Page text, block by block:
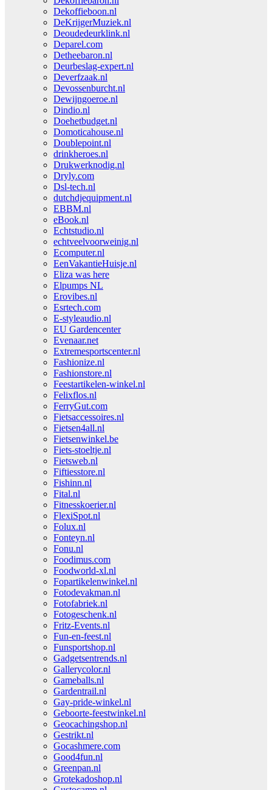
Dekoffieboon.nl
DeKrijgerMuziek.nl
Deoudedeurklink.nl
Deparel.com
Detheebaron.nl
Deurbeslag-expert.nl
Deverfzaak.nl
Devossenburcht.nl
Dewijngoeroe.nl
Dindio.nl
Doehetbudget.nl
Domoticahouse.nl
Doublepoint.nl
drinkheroes.nl
Drukwerknodig.nl
Dryly.com
Dsl-tech.nl
dutchdjequipment.nl
EBBM.nl
eBook.nl
Echtstudio.nl
echtveelvoorweinig.nl
Ecomputer.nl
EenVakantieHuisje.nl
Eliza was here
Elpumps NL
Erovibes.nl
Esrtech.com
E-styleaudio.nl
EU Gardencenter
Evenaar.net
Extremesportscenter.nl
Fashionize.nl
Fashionstore.nl
Feestartikelen-winkel.nl
Felixflos.nl
FerryGut.com
Fietsaccessoires.nl
Fietsen4all.nl
Fietsenwinkel.be
Fiets-stoeltje.nl
Fietsweb.nl
Fiftiesstore.nl
Fishinn.nl
Fital.nl
Fitnesskoerier.nl
FlexiSpot.nl
Folux.nl
Fonteyn.nl
Fonu.nl
Foodimus.com
Foodworld-xl.nl
Fopartikelenwinkel.nl
Fotodevakman.nl
Fotofabriek.nl
Fotogeschenk.nl
Fritz-Events.nl
Fun-en-feest.nl
Funsportshop.nl
Gadgetsentrends.nl
Gallerycolor.nl
Gameballs.nl
Gardentrail.nl
Gay-pride-winkel.nl
Geboorte-feestwinkel.nl
Geocachingshop.nl
Gestrikt.nl
Gocashmere.com
Good4fun.nl
Greenpan.nl
Grotekadoshop.nl